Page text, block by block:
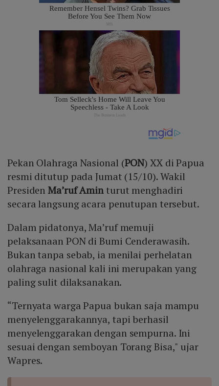
Pekan Olahraga Nasional (PON) XX di Papua
resmi ditutup pada Jumat (15/10). Wakil
PresidenMa’ruf Aminturut menghadiri
secara langsung acara penutupan tersebut.
Dalam pidatonya, Ma’ruf memuji
pelaksanaan PON di Bumi Cenderawasih.
Bukan tanpa sebab, ia menilai perhelatan
olahraga nasional kali ini merupakan yang
paling sulit dilaksanakan.
“Ternyata warga Papua bukan saja mampu
menyelenggarakannya, tapi berhasil
menyelenggarakan dengan sempurna. Ini
sesuai dengan semboyan Torang Bisa," ujar
Wapres.